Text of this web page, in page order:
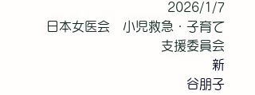
2026/1/7
日本女医会　小児救急・子育て
支援委員会
新
谷朋子